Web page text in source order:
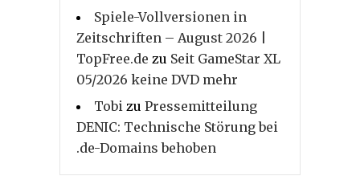
Spiele-Vollversionen in
Zeitschriften – August 2026 |
TopFree.de zu Seit GameStar XL
05/2026 keine DVD mehr
Tobi zu Pressemitteilung
DENIC: Technische Störung bei
.de-Domains behoben